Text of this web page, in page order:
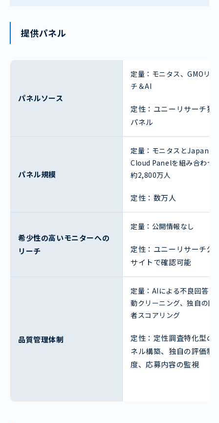
提供パネル
パネルソース
定量：モニタス、GMOリ
チ＆AI
定性：ユニーリサーチ独
パネル
パネル規模
定量：モニタスとJapan
Cloud Panelを組み合わせ
約2,800万人
定性：数万人
希少性の高いモニターへの
リーチ
定量：公開情報なし
定性：ユニーリサーチ公
サイトで確認可能
品質管理体制
定量：AIによる不良回答の
動クリーニング、独自の回
者スコアリング
定性：定性調査特化型の
ネル構築、独自の評価制
度、応募内容の監視